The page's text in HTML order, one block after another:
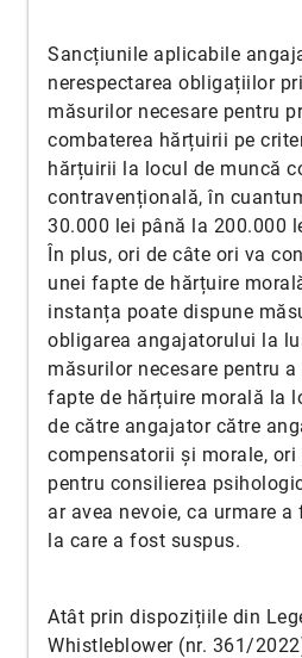
Sancțiunile aplicabile
nerespectarea obligațiilor
măsurilor necesare pentru
combaterea hărțuirii pe
hărțuirii la locul de muncă
contravențională, în
30.000 lei până la 200.000
În plus, ori de câte ori va
unei fapte de hărțuire
instanța poate dispune
obligarea angajatorului la
măsurilor necesare pentru
fapte de hărțuire morală la
de către angajator către
compensatorii și morale, ori
pentru consilierea
ar avea nevoie, ca urmare
la care a fost suspus.
Atât prin dispozițiile din
Whistleblower (nr. 361/